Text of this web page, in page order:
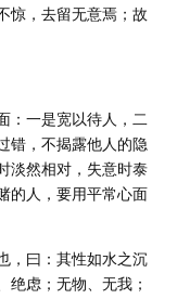
惊，去留无意焉；故
：一是宽以待人，二
错，不揭露他人的隐
淡然相对，失意时泰
的人，要用平常心面
，曰：其性如水之沉
绝虑；无物、无我；